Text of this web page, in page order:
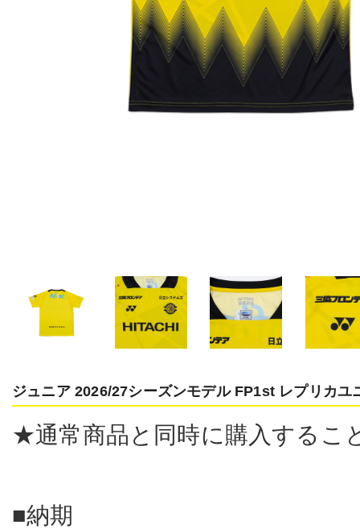
ジュニア 2026/27シーズンモデル FP1st レプリカユ
★通常商品と同時に購入するこ
■納期